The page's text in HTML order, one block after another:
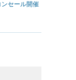
ンセール開催